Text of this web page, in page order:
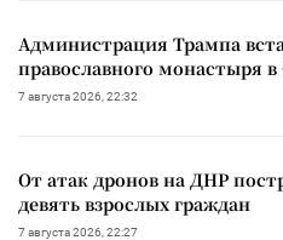
Администрация Трампа
православного монастыря
7 августа 2026, 22:32
От атак дронов на ДНР
девять взрослых граждан
7 августа 2026, 22:27